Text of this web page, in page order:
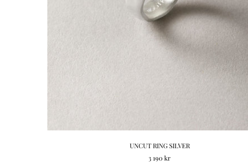
UNCUT RING SILVER
REA-pris
3 190 kr